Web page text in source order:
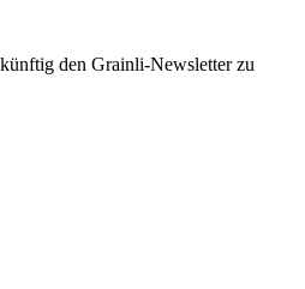
den Grainli-Newsletter zu